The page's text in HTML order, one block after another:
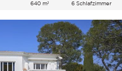
640 m² 6 Schlafzimmer